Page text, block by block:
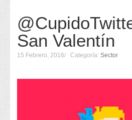
San Valentín
15 Febrero, 2016 Categoría: Sector